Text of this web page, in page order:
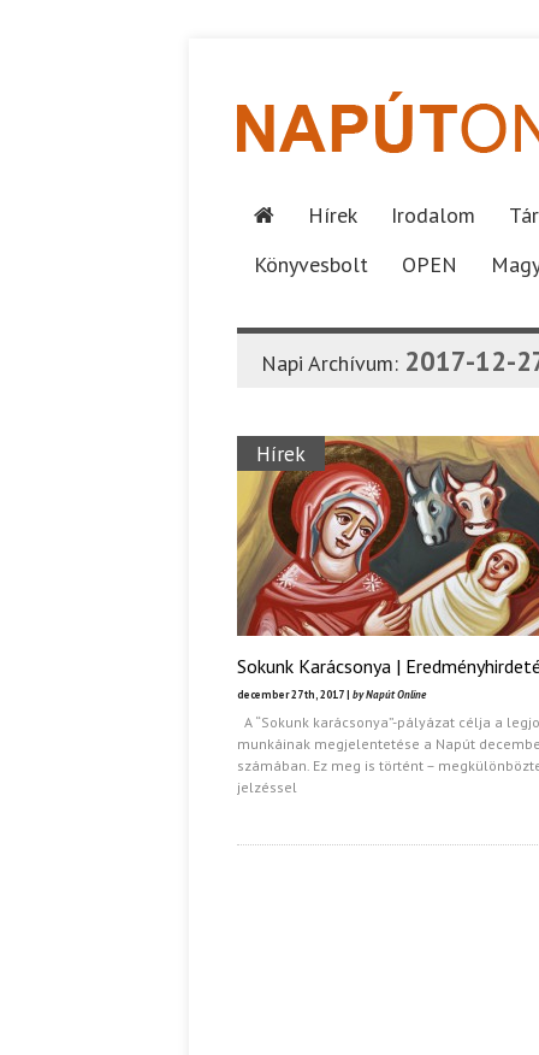
Hírek Irodalom
Könyvesbolt
OPEN
Napi Archívum: 2017-12-
Hírek
Sokunk Karácsonya |
december 27th, 2017 | by Napút Online
A “Sokunk karácsonya”-pályázat célja a
munkáinak megjelentetése a Napút
számában. Ez meg is történt –
jelzéssel